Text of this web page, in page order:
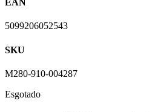
EAN
5099206052543
SKU
M280-910-004287
Esgotado